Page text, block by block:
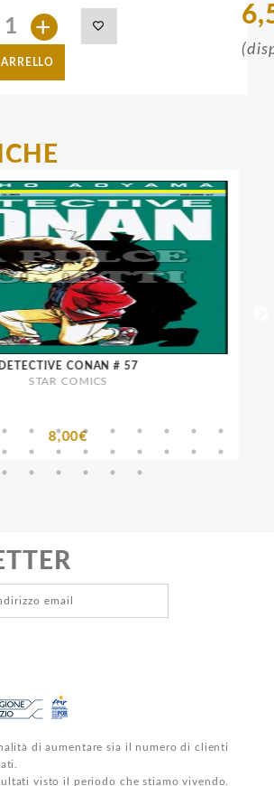
+
DETECTIVE CONAN # 57
STAR COMICS
8,00€
di aumentare sia il numero di clienti
visto il periodo che stiamo vivendo.